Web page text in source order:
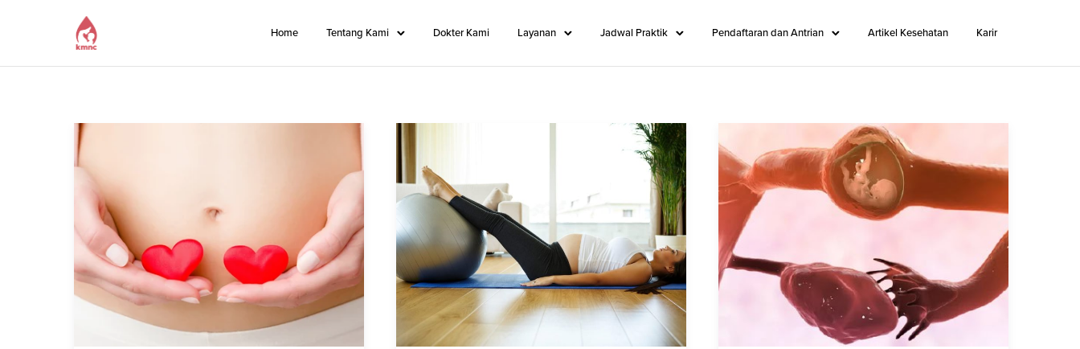
Home Tentang Kami Dokter Kami Layanan Jadwal Praktik Pendaftaran dan Antrian Artikel Kesehatan Karir